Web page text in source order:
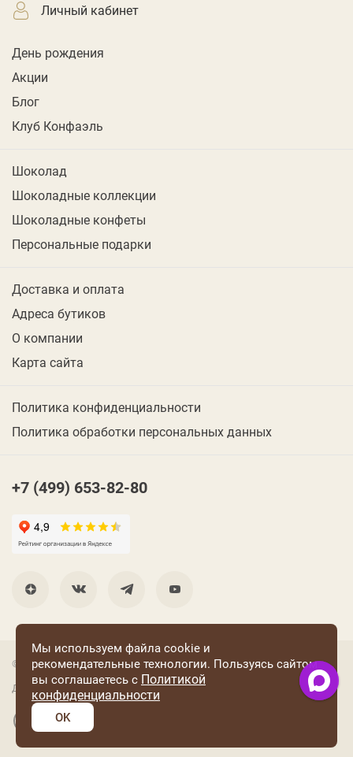
личный кабинет
День рождения
Акции
Блог
Клуб Конфаэль
Шоколад
Шоколадные коллекции
Шоколадные конфеты
Персональные подарки
Доставка и оплата
Адреса бутиков
О компании
Карта сайта
Политика конфиденциальности
Политика обработки персональных данных
+7 (499) 653-82-80
© 2001 Группа компаний «Конфаэль»
Дизайн —RUSO
Разработка и поддержка сайта: «Четвертый Рим»
Мы используем файла cookie и
рекомендательные технологии. Пользуясь сайтом
вы соглашаетесь с Политикой
конфиденциальности
OK